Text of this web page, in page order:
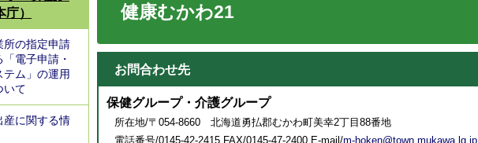
）
所の指定申請
電子申請・
テム」の運用
いて
産に関する情
健康むかわ21
お問合わせ先
保健グループ・介護グループ
所在地/〒054-8660 北海道勇払郡むかわ町美幸2丁目88番地
電話番号/0145-42-2415 FAX/0145-47-2400 E-mail/m-hoken@town.mukawa.lg.jp